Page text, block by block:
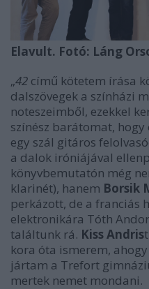
Elavult. Fotó: Láng
„42 című kötetem írása
dalszövegek a színházi
noteszeimből, ezekkel
színész barátomat, hogy
egy szál gitáros
a dalok iróniájával
könyvbemutatón még
klarinét), hanem Borsik
perkázott, de a franciás
elektronikára Tóth
találtunk rá. Kiss Andris
kora óta ismerem,
jártam a Trefort
mertek nemet mondani.